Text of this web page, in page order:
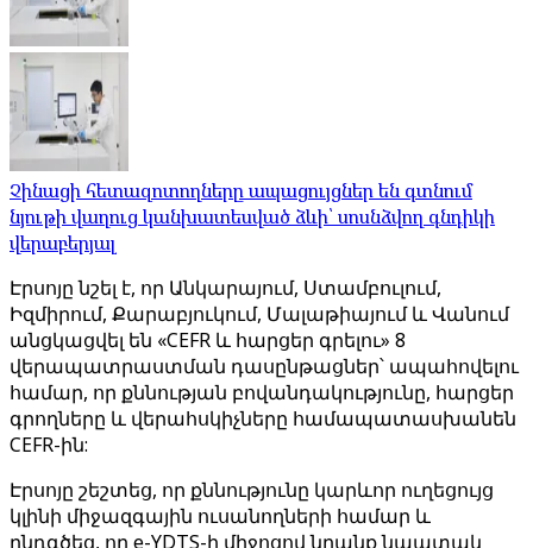
Չինացի հետազոտողները ապացույցներ են գտնում
նյութի վաղուց կանխատեսված ձևի՝ սոսնձվող գնդիկի
վերաբերյալ
Էրսոյը նշել է, որ Անկարայում, Ստամբուլում,
Իզմիրում, Քարաբյուկում, Մալաթիայում և Վանում
անցկացվել են «CEFR և հարցեր գրելու» 8
վերապատրաստման դասընթացներ՝ ապահովելու
համար, որ քննության բովանդակությունը, հարցեր
գրողները և վերահսկիչները համապատասխանեն
CEFR-ին:
Էրսոյը շեշտեց, որ քննությունը կարևոր ուղեցույց
կլինի միջազգային ուսանողների համար և
ընդգծեց, որ e-YDTS-ի միջոցով նրանք նպատակ